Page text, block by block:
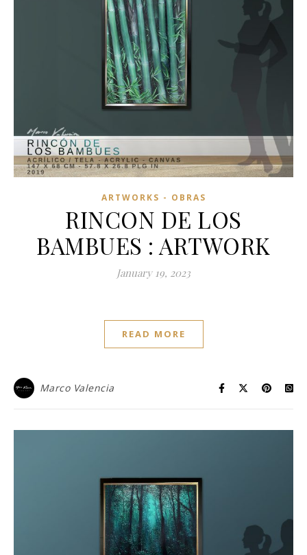
ARTWORKS - OBRAS
RINCON DE LOS
BAMBUES : ARTWORK
January 19, 2023
READ MORE
Marco Valencia